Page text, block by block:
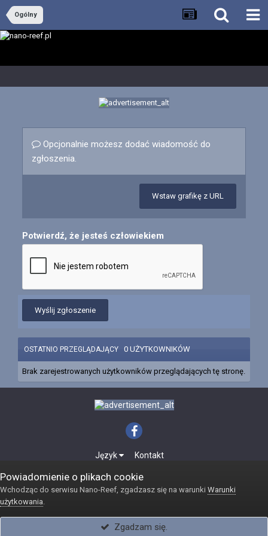
Ogólny
Opcjonalnie możesz dodać wiadomość do
zgłoszenia.
Wstaw grafikę z URL
Potwierdź, że jesteś człowiekiem
Wyślij zgłoszenie
OSTATNIO PRZEGLĄDAJĄCY 0 UŻYTKOWNIKÓW
Brak zarejestrowanych użytkowników przeglądających tę stronę.
Język Kontakt
Internetowy sklep akwarystyczny Reefshop
Powiadomienie o plikach cookie
Wchodząc do serwisu Nano-Reef, zgadzasz się na warunki Warunki
użytkowania.
Zgadzam się.